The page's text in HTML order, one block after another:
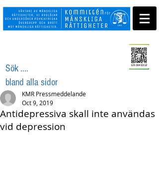
Sök ....
bland alla sidor
Antidepressiva skall inte användas
vid depression
KMR Pressmeddelande
Oct 9, 2019